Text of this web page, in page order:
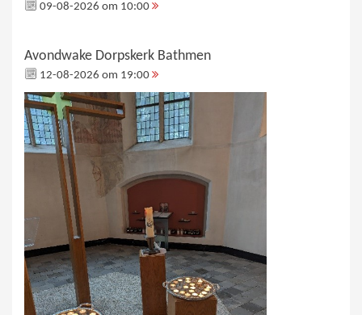
09-08-2026 om 10:00
Avondwake Dorpskerk Bathmen
12-08-2026 om 19:00